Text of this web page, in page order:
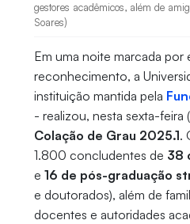
gestores acadêmicos, além de
Soares)
Em uma noite marcada por
reconhecimento, a
instituição mantida pela
- realizou, nesta sexta-feira
Colação de Grau 2025.1.
1.800 concludentes de 38
e 16 de pós-graduação
e doutorados), além de
docentes e autoridades